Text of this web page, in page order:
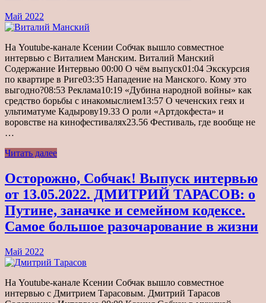
Май 2022
На Youtube-канале Ксении Собчак вышло совместное
интервью с Виталием Манским. Виталий Манский
Содержание Интервью 00:00 О чём выпуск01:04 Экскурсия
по квартире в Риге03:35 Нападение на Манского. Кому это
выгодно?08:53 Реклама10:19 «Дубина народной войны» как
средство борьбы с инакомыслием13:57 О чеченских геях и
ультиматуме Кадырову19.33 О роли «Артдокфеста» и
воровстве на кинофестивалях23.56 Фестиваль, где вообще не
…
Читать далее
Осторожно, Собчак! Выпуск интервью
от 13.05.2022. ДМИТРИЙ ТАРАСОВ: о
Путине, заначке и семейном кодексе.
Самое большое разочарование в жизни
Май 2022
На Youtube-канале Ксении Собчак вышло совместное
интервью с Дмитрием Тарасовым. Дмитрий Тарасов